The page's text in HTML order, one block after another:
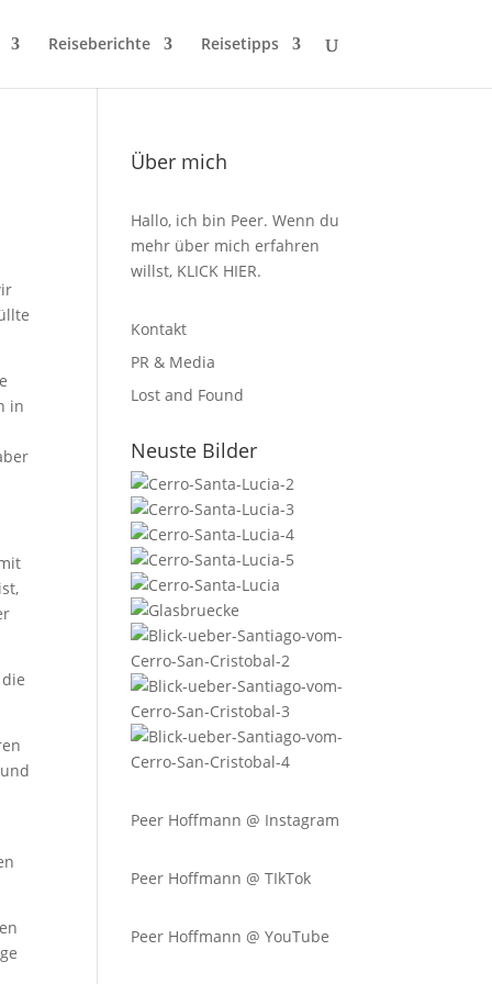
Reiseberichte Reisetipps
in
Über mich
Hallo, ich bin Peer. Wenn du
mehr über mich erfahren
willst, KLICK HIER.
Kontakt
PR & Media
Lost and Found
Neuste Bilder
Peer Hoffmann @ Instagram
Peer Hoffmann @ TIkTok
Peer Hoffmann @ YouTube